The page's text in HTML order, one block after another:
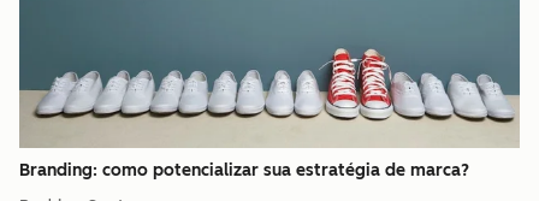
Branding: como potencializar sua estratégia de marca?